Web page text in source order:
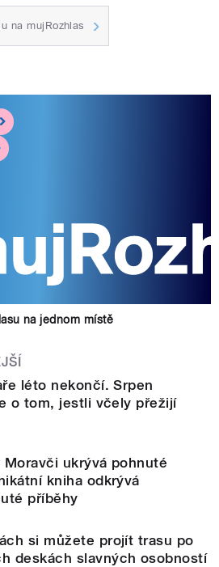
na mujRozhlas
na jednom místě
léto nekončí. Srpen
o tom, jestli včely přežijí
Moravči ukrývá pohnuté
kniha odkrývá
příběhy
si můžete projít trasu po
deskách slavných osobností